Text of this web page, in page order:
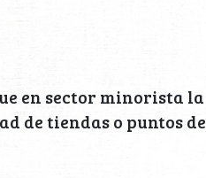
en sector minorista la
de tiendas o puntos de